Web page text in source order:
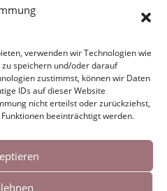
Bereitstellung
Durch die
stimmen Sie
zu.
verwenden wir Technologien wie
speichern und/oder darauf
zustimmst, können wir Daten
IDs auf dieser Website
nicht erteilst oder zurückziehst,
beeinträchtigt werden.
KALENDER . Bookmark the
.